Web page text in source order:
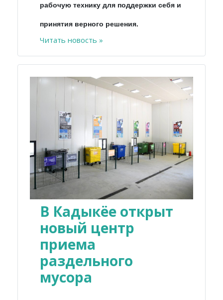
рабочую технику для поддержки себя и
принятия верного решения.
Читать новость »
В Кадыкёе открыт
новый центр
приема
раздельного
мусора